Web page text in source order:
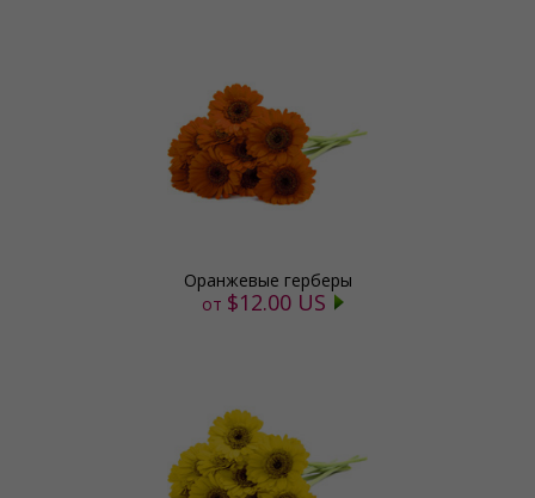
Оранжевые герберы
от $12.00 US